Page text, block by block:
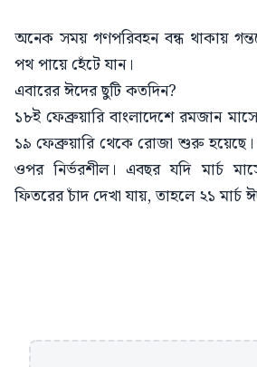
অনেক সময় গণপরিবহন বন্ধ থাকায়
পথ পায়ে হেঁটে যান।
এবারের ঈদের ছুটি কতদিন?
১৮ই ফেব্রুয়ারি বাংলাদেশে রমজান
১৯ ফেব্রুয়ারি থেকে রোজা শুরু
ওপর নির্ভরশীল। এবছর যদি মার্চ
ফিতরের চাঁদ দেখা যায়, তাহলে ২১ মার্চ